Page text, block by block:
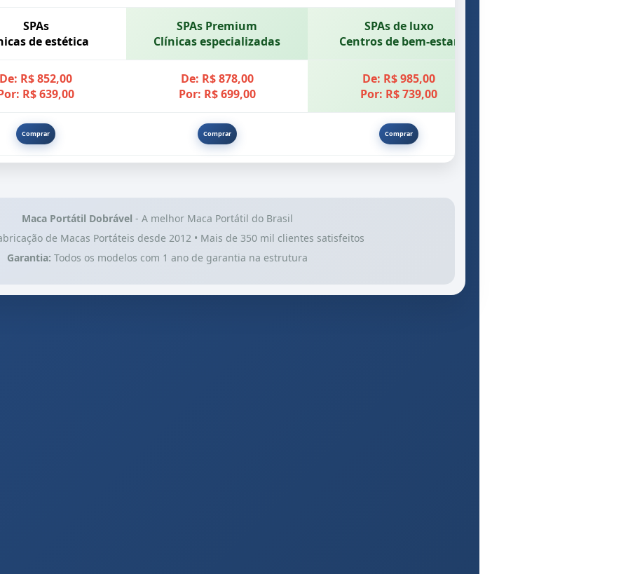
SPAs
de estética
SPAs Premium
Clínicas especializadas
SPAs de luxo
Centros de bem-estar
De: R$ 852,00
R$ 639,00
De: R$ 878,00
Por: R$ 699,00
De: R$ 985,00
Por: R$ 739,00
Comprar Comprar Comprar
Maca Portátil Dobrável - A melhor Maca Portátil do Brasil
de Macas Portáteis desde 2012 • Mais de 350 mil clientes satisfeitos
Garantia: Todos os modelos com 1 ano de garantia na estrutura